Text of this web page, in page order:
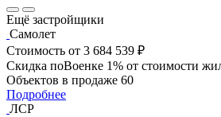
Ещё застройщики
Самолет
Стоимость от 3 684 539 ₽
Скидка поВоенке 1% от стоимости
Объектов в продаже 60
Подробнее
ЛСР